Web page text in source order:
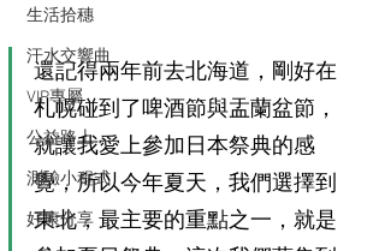
生活拾穗
汗水交響曲
VIP專屬
公益路上
測驗小程式
好康分享
還記得兩年前去北海道，剛好在
札幌碰到了啤酒節與盂蘭盆節，
就讓我愛上參加日本祭典的感
覺，所以今年夏天，我們選擇到
東北，最主要的重點之一，就是